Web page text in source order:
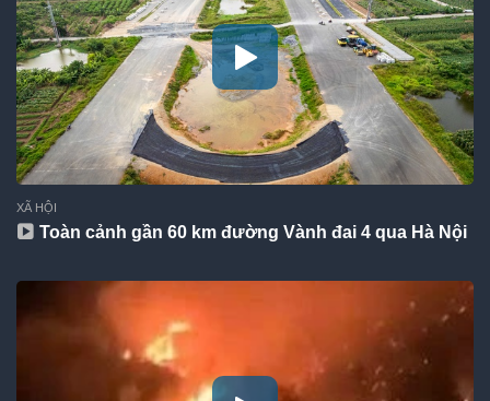
XÃ HỘI
Toàn cảnh gần 60 km đường Vành đai 4 qua Hà Nội